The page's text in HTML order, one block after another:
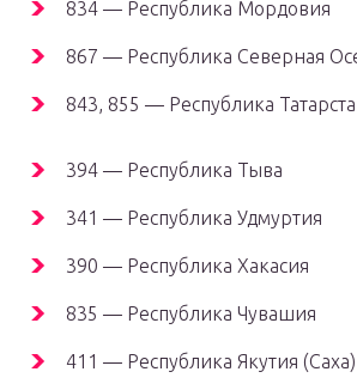
834 — Республика Мордовия
867 — Республика Северная
843, 855 — Республика
394 — Республика Тыва
341 — Республика Удмуртия
390 — Республика Хакасия
835 — Республика Чувашия
411 — Республика Якутия (Саха)